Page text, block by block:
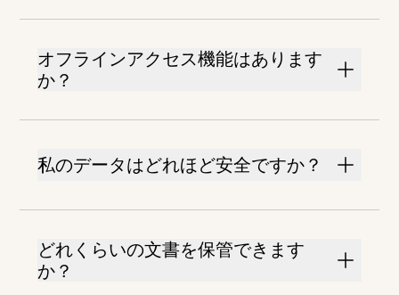
オフラインアクセス機能はあります
か？
私のデータはどれほど安全ですか？
どれくらいの文書を保管できます
か？